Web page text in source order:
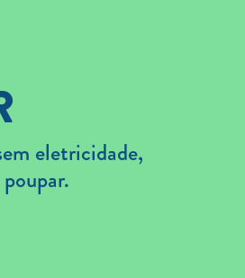
eletricidade,